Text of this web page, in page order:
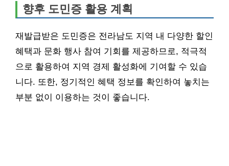
향후 도민증 활용 계획
재발급받은 도민증은 전라남도 지역 내 다양한 할인
혜택과 문화 행사 참여 기회를 제공하므로, 적극적
으로 활용하여 지역 경제 활성화에 기여할 수 있습
니다. 또한, 정기적인 혜택 정보를 확인하여 놓치는
부분 없이 이용하는 것이 좋습니다.